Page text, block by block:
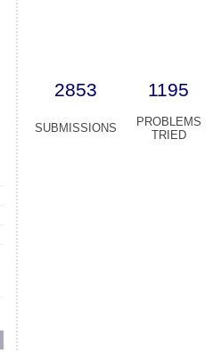
2853 1195
SUBMISSIONS
PROBLEMS
TRIED